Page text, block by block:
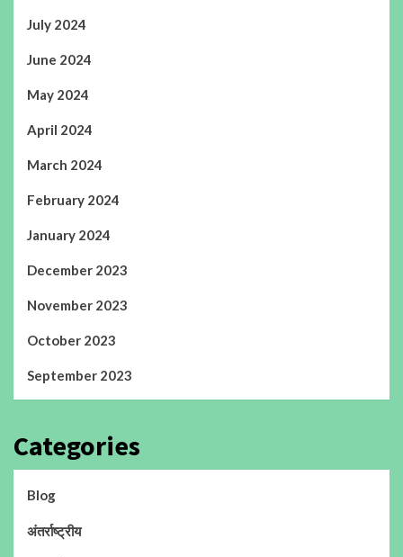
July 2024
June 2024
May 2024
April 2024
March 2024
February 2024
January 2024
December 2023
November 2023
October 2023
September 2023
Categories
Blog
अंतर्राष्ट्रीय